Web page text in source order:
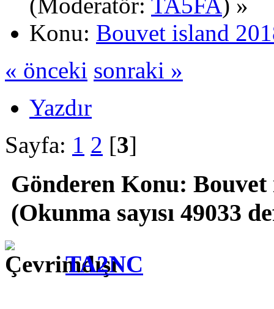
Konu: Bouvet island
« önceki sonraki »
Yazdır
Sayfa: 1 2 [3]
Gönderen Konu:
(Okunma sayısı 49033
TA2NC